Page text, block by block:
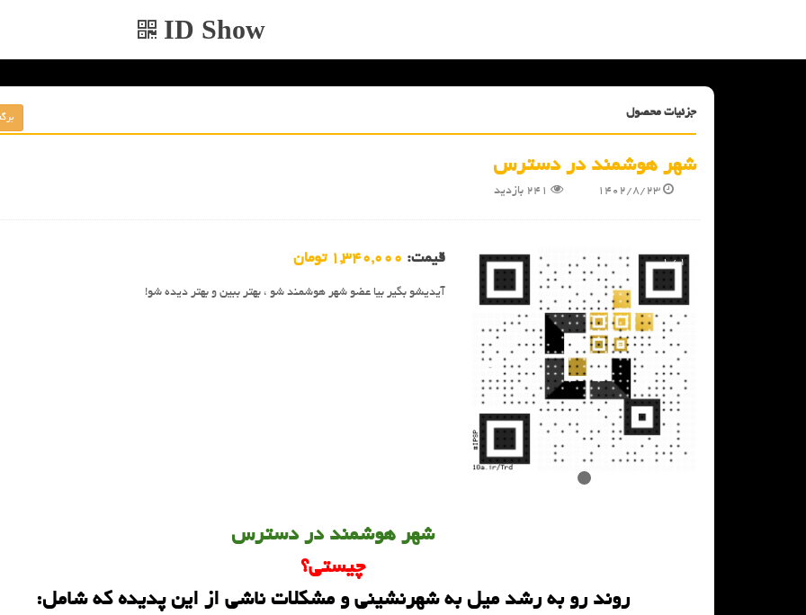
ID Show
جزئیات محصول
شهر هوشمند در دسترس
1402/8/23
241 بازدید
❯
1 / 1
❮
قیمت: 1,340,000 تومان
آیدیشو بگیر بیا عضو شهر هوشمند شو ، بهتر ببین و بهتر دیده شو!
شهر هوشمند در دسترس
چیستی؟
روند رو به رشد میل به شهرنشینی و مشکلات ناشی از این پدیده که شامل: